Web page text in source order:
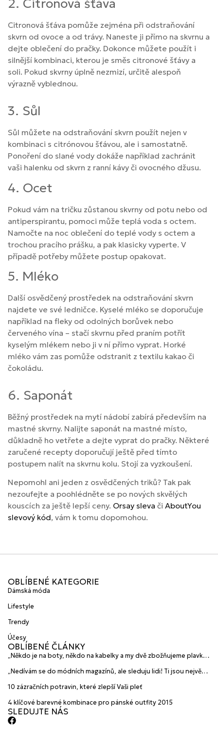
2. Citronová šťáva
Citronová šťáva pomůže zejména při odstraňování
skvrn od ovoce a od trávy. Naneste ji přímo na skvrnu a
dejte oblečení do pračky. Dokonce můžete použít i
silnější kombinaci, kterou je směs citronové šťávy a
soli. Pokud skvrny úplně nezmizí, určitě alespoň
výrazně vyblednou.
3. Sůl
Sůl můžete na odstraňování skvrn použít nejen v
kombinaci s citrónovou šťávou, ale i samostatně.
Ponoření do slané vody dokáže například zachránit
vaši halenku od skvrn z ranní kávy či ovocného džusu.
4. Ocet
Pokud vám na tričku zůstanou skvrny od potu nebo od
antiperspirantu, pomoci může teplá voda s octem.
Namočte na noc oblečení do teplé vody s octem a
trochou pracího prášku, a pak klasicky vyperte. V
případě potřeby můžete postup opakovat.
5. Mléko
Další osvědčený prostředek na odstraňování skvrn
najdete ve své ledničce. Kyselé mléko se doporučuje
například na fleky od odolných borůvek nebo
červeného vína – stačí skvrnu před praním potřít
kyselým mlékem nebo ji v ní přímo vyprat. Horké
mléko vám zas pomůže odstranit z textilu kakao či
čokoládu.
6. Saponát
Běžný prostředek na mytí nádobí zabírá především na
mastné skvrny. Nalijte saponát na mastné místo,
důkladně ho vetřete a dejte vyprat do pračky. Některé
zaručené recepty doporučují ještě před tímto
postupem nalít na skvrnu kolu. Stojí za vyzkoušení.
Nepomohl ani jeden z osvědčených triků? Tak pak
nezoufejte a poohlédněte se po nových skvělých
kouscích za ještě lepší ceny. Orsay sleva či AboutYou
slevový kód, vám k tomu dopomohou.
OBLÍBENÉ KATEGORIE
Dámská móda
Lifestyle
Trendy
Účesy
OBLÍBENÉ ČLÁNKY
„Někdo je na boty, někdo na kabelky a my dvě zbožňujeme plavky“
HANAJANA Swimwear
„Nedívám se do módních magazínů, ale sleduju lidi! Ti jsou největší
10 zázračních potravin, které zlepší Vaši pleť
4 klíčové barevné kombinace pro pánské outfity 2015
SLEDUJTE NÁS